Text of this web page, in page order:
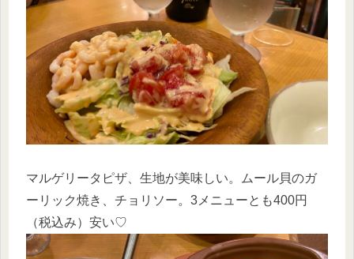
マルゲリータピザ、生地が美味しい。ムール貝のガ
ーリック焼き、チョリソー。3メニューとも400円
（税込み）安い♡